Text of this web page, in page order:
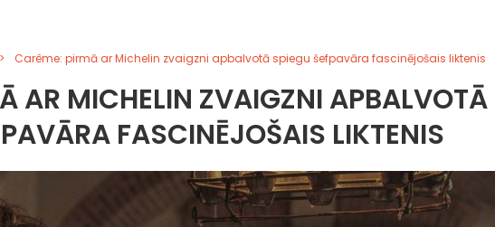
Carême: pirmā ar Michelin zvaigzni apbalvotā spiegu šefpavāra fascinējošais liktenis
AR MICHELIN ZVAIGZNI APBALVOTĀ
FASCINĒJOŠAIS LIKTENIS